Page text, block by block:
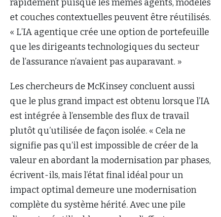
rapidement puisque les mêmes agents, modèles
et couches contextuelles peuvent être réutilisés.
« L’IA agentique crée une option de portefeuille
que les dirigeants technologiques du secteur
de l’assurance n’avaient pas auparavant. »
Les chercheurs de McKinsey concluent aussi
que le plus grand impact est obtenu lorsque l’IA
est intégrée à l’ensemble des flux de travail
plutôt qu’utilisée de façon isolée. « Cela ne
signifie pas qu’il est impossible de créer de la
valeur en abordant la modernisation par phases,
écrivent-ils, mais l’état final idéal pour un
impact optimal demeure une modernisation
complète du système hérité. Avec une pile